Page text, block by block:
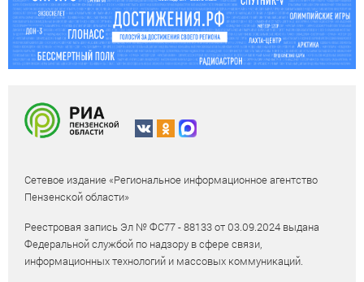
Сетевое издание «Региональное информационное агентство
Пензенской области»
Реестровая запись Эл № ФС77 - 88133 от 03.09.2024 выдана
Федеральной службой по надзору в сфере связи,
информационных технологий и массовых коммуникаций.